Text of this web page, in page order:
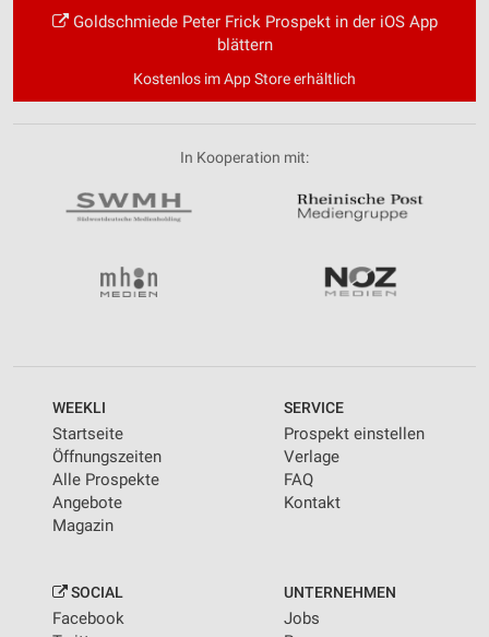
Goldschmiede Peter Frick Prospekt in der iOS App
blättern
Kostenlos im App Store erhältlich
In Kooperation mit:
WEEKLI
Startseite
Öffnungszeiten
Alle Prospekte
Angebote
Magazin
SERVICE
Prospekt einstellen
Verlage
FAQ
Kontakt
SOCIAL
Facebook
UNTERNEHMEN
Jobs